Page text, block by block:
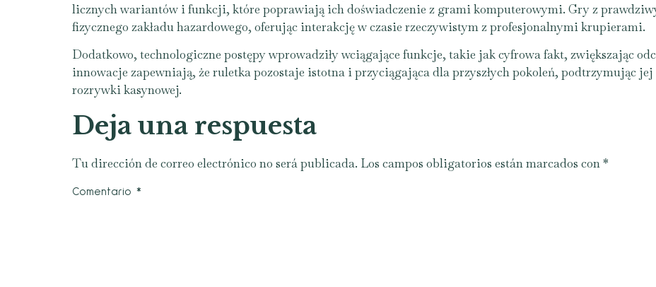
licznych wariantów i funkcji, które poprawiają ich doświadczenie z grami komputerowymi. Gry z
fizycznego zakładu hazardowego, oferując interakcję w czasie rzeczywistym z profesjonalnymi krupierami.
Dodatkowo, technologiczne postępy wprowadziły wciągające funkcje, takie jak cyfrowa fakt, zwiększając
innowacje zapewniają, że ruletka pozostaje istotna i przyciągająca dla przyszłych pokoleń, podtrzymując
rozrywki kasynowej.
Deja una respuesta
Tu dirección de correo electrónico no será publicada. Los campos obligatorios están marcados con*
Comentario *